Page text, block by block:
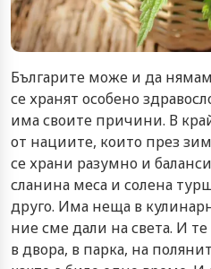
Българите може и да
се хранят особено
има своите причини. В
от нациите, които през
се храни разумно и
сланина меса и солена
друго. Има неща в
ние сме дали на света. И те
в двора, в парка, на